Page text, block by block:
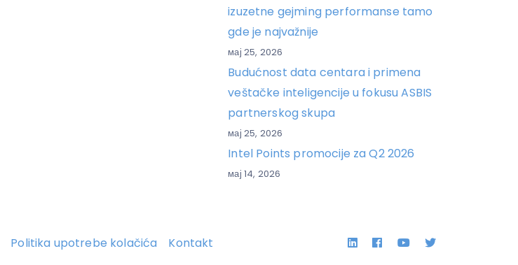
izuzetne gejming performanse tamo
gde je najvažnije
мај 25, 2026
Budućnost data centara i primena
veštačke inteligencije u fokusu ASBIS
partnerskog skupa
мај 25, 2026
Intel Points promocije za Q2 2026
мај 14, 2026
Politika upotrebe kolačića Kontakt LinkedinFacebook
YouTubeTwitter